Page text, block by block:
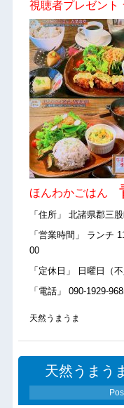
視聴者プレゼント
ほんわかごはん
「住所」 北諸県郡三
「営業時間」 ランチ
00
「定休日」 日曜日（不
「電話」 090-1929-
天然うまうま
天然うまう